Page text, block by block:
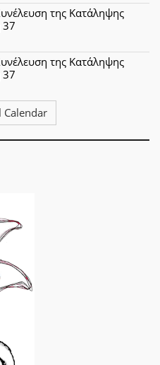
της Κατάληψης
37
της Κατάληψης
37
Calendar